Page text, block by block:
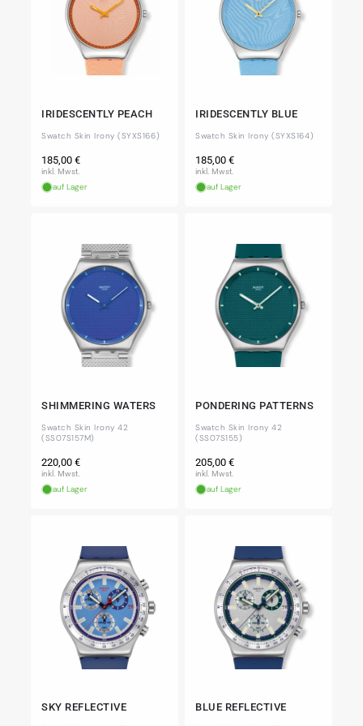
IRIDESCENTLY PEACH
Swatch Skin Irony (SYXS166)
Normaler
Preis
185,00 €
inkl. Mwst.
auf Lager
IRIDESCENTLY BLUE
Swatch Skin Irony (SYXS164)
Normaler
Preis
185,00 €
inkl. Mwst.
auf Lager
SHIMMERING WATERS
Swatch Skin Irony 42
(SS07S157M)
Normaler
Preis
220,00 €
inkl. Mwst.
auf Lager
PONDERING PATTERNS
Swatch Skin Irony 42
(SS07S155)
Normaler
Preis
205,00 €
inkl. Mwst.
auf Lager
SKY REFLECTIVE BLUE REFLECTIVE